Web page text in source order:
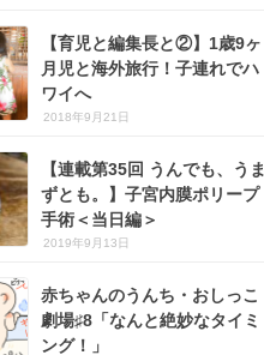
【育児と編集長と②】1歳9ヶ
月児と海外旅行！子連れでハ
ワイへ
2018年9月21日
【連載第35回 うんでも、うま
ずとも。】子宮内膜ポリープ
手術＜当日編＞
2019年9月13日
赤ちゃんのうんち・おしっこ
劇場♯8「なんと絶妙なタイミ
ング！」